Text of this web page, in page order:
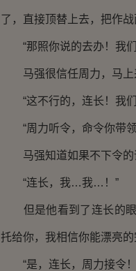
了，直接顶替上去，把作
“那照你说的去办！我们
马强很信任周力，马上
“这不行的，连长！我们
“周力听令，命令你带领
马强知道如果不下令的
“连长，我…我…！”
但是他看到了连长的眼
托给你，我相信你能漂亮的
“是，连长，周力接令！